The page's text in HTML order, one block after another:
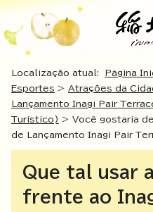
Localização atual: Página
Esportes > Atrações da
Lançamento Inagi Pair
Turístico) > Você gostaria
de Lançamento Inagi Pair
Que tal usar
frente ao